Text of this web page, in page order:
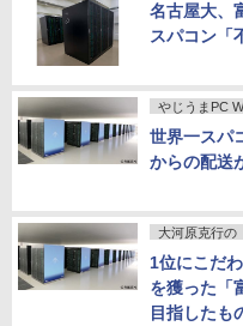
名古屋大、
スパコン「
やじうまPC
世界一スパ
からの配送
大河原克行の
1位にこだ
を獲った「
目指したも